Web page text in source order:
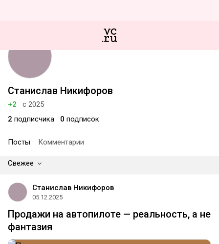
Станислав Никифоров
+2
с 2025
2 подписчика 0 подписок
Посты Комментарии
Свежее
Станислав Никифоров
05.12.2025
Продажи на автопилоте — реальность, а не
фантазия